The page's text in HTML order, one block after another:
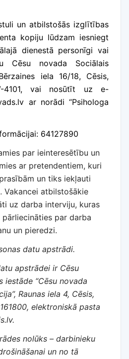
un atbilstošās izglītības
kopiju lūdzam iesniegt
dienestā personīgi vai
Cēsu novada Sociālais
iela 16/18, Cēsis,
4101, vai nosūtīt uz e-
ar norādi “Psihologa
64127890
par ieinteresētību un
ar pretendentiem, kuri
un tiks iekļauti
Vakancei atbilstošākie
uz darba interviju, kuras
par darba
un pieredzi.
datu apstrādi.
apstrādei ir Cēsu
iestāde “Cēsu novada
Raunas iela 4, Cēsis,
elektroniskā pasta
nolūks – darbinieku
un no tā